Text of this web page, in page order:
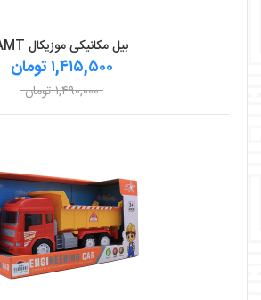
بیل مکانیکی موزیکال AMT
۱,۴۱۵,۵۰۰ تومان
۱,۴۹۰,۰۰۰ تومان